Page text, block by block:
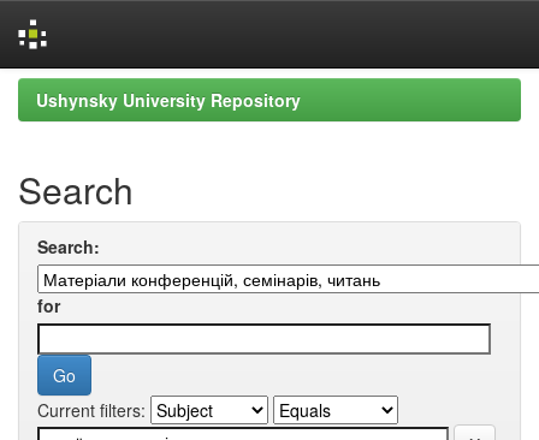
Skip
navigation
Ushynsky University Repository
Search
Search:
for
Current filters: